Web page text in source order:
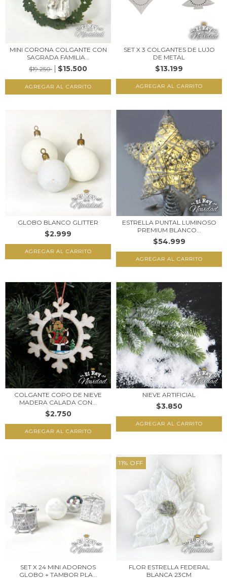
MINI CORONA COLGANTE CON
SAGRADA FAMILIA...
$19.250
$15.500
SET X 3 COLGANTES DE LUJO
DE METAL
$13.199
GLOBO BLANCO GLITTER
$2.999
AGREGAR AL CARRITO
ESTRELLA PUNTAL LUMINOSO
PREMIUM BLANCO...
$54.999
COLGANTE COPO DE NIEVE
MADERA CALADA CON...
$2.750
NIEVE ARTIFICIAL
$3.850
SET X 24 MINI ADORNOS
GLOBO + TAMBOR PLA...
11% OFF
FLOR ESTRELLA FEDERAL
BLANCA 23CM